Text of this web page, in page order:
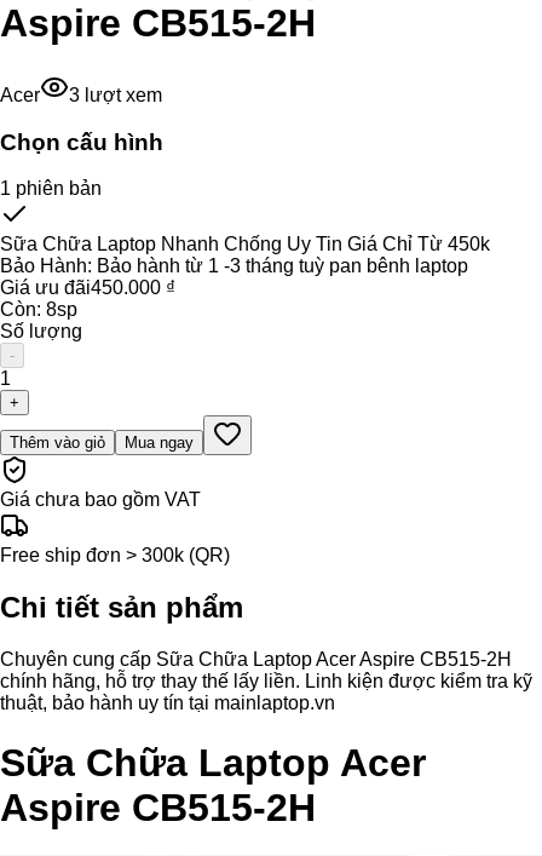
Aspire CB515-2H
Acer 3 lượt xem
Chọn cấu hình
1 phiên bản
Sữa Chữa Laptop Nhanh Chống Uy Tin Giá Chỉ Từ 450k
Bảo Hành: Bảo hành từ 1 -3 tháng tuỳ pan bênh laptop
Giá ưu đãi450.000 ₫
Còn: 8sp
Số lượng
-
1
+
Thêm vào giỏ Mua ngay
Giá chưa bao gồm VAT
Free ship đơn > 300k (QR)
Chi tiết sản phẩm
Chuyên cung cấp Sữa Chữa Laptop Acer Aspire CB515-2H
chính hãng, hỗ trợ thay thế lấy liền. Linh kiện được kiểm tra kỹ
thuật, bảo hành uy tín tại mainlaptop.vn
Sữa Chữa Laptop Acer
Aspire CB515-2H